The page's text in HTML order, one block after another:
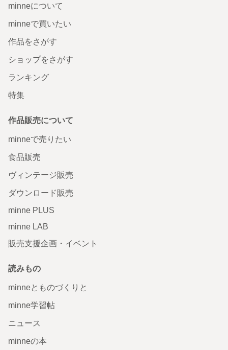
minneについて
minneで買いたい
作品をさがす
ショップをさがす
ランキング
特集
作品販売について
minneで売りたい
食品販売
ヴィンテージ販売
ダウンロード販売
minne PLUS
minne LAB
販売支援企画・イベント
読みもの
minneとものづくりと
minne学習帖
ニュース
minneの本